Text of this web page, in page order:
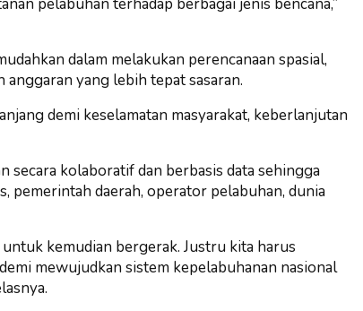
dalam melakukan perencanaan spasial,
anggaran yang lebih tepat sasaran.
demi keselamatan masyarakat, keberlanjutan
secara kolaboratif dan berbasis data sehingga
pemerintah daerah, operator pelabuhan, dunia
kemudian bergerak. Justru kita harus
mewujudkan sistem kepelabuhanan nasional